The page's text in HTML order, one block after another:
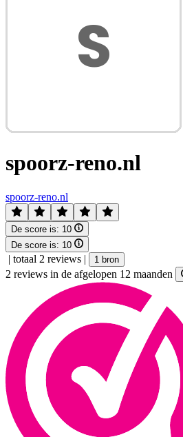
spoorz-reno.nl
spoorz-reno.nl
De score is: 10
De score is: 10
| totaal 2 reviews | 1 bron
2 reviews in de afgelopen 12 maanden